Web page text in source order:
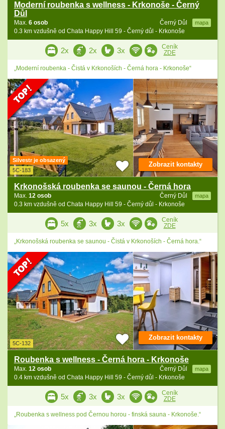
Moderní roubenka s wellness - Krkonoše - Černý
Důl
Černý Důl mapa
Max. 6 osob
0.3 km vzdušně od Chata Happy Hill 59 - Černý důl - Krkonoše
2x 2x 3x
Ceník
ZDE
„Moderní roubenka - Čistá v Krkonoších - Černá hora - Krkonoše“
Silvestr je obsazený
5C-183
Krkonošská roubenka se saunou - Černá hora
Černý Důl mapa
Max. 12 osob
0.3 km vzdušně od Chata Happy Hill 59 - Černý důl - Krkonoše
Zobrazit kontakty
5x 3x 3x
Ceník
ZDE
„Krkonošská roubenka se saunou - Čistá v Krkonoších - Černá hora.“
5C-132
Roubenka s wellness - Černá hora - Krkonoše
Černý Důl mapa
Max. 12 osob
0.4 km vzdušně od Chata Happy Hill 59 - Černý důl - Krkonoše
Zobrazit kontakty
5x 3x 3x
Ceník
ZDE
„Roubenka s wellness pod Černou horou - finská sauna - Krkonoše.“